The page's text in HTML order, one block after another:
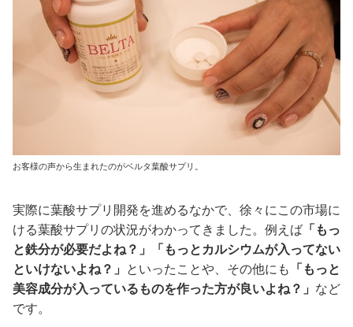
お客様の声から生まれたのがベルタ葉酸サプリ。
実際に葉酸サプリ開発を進めるなかで、徐々にこの市場に
ける葉酸サプリの状況がわかってきました。例えば 「もっ
と鉄分が必要だよね？」「もっとカルシウムが入ってない
といけないよね？」 といったことや、その他にも 「もっと
美容成分が入っているものを作った方が良いよね？」 など
です。